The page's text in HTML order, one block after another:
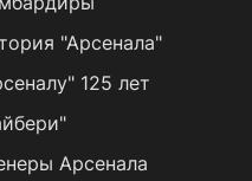
"Арсенала"
125 лет
Арсенала